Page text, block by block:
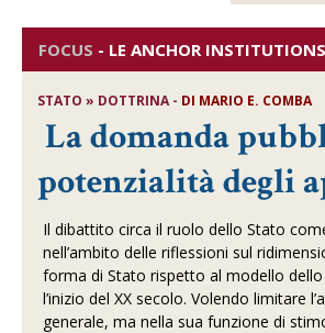
FOCUS - LE ANCHOR
STATO » DOTTRINA - DI MARIO E. COMBA
La domanda
potenzialità degli
Il dibattito circa il ruolo dello Stato
nell’ambito delle riflessioni sul
forma di Stato rispetto al modello
l’inizio del XX secolo. Volendo limitare
generale, ma nella sua funzione di